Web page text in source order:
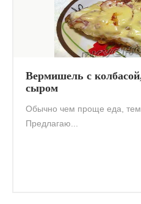
Вермишель с
сыром
Обычно чем проще еда, тем
Предлагаю...